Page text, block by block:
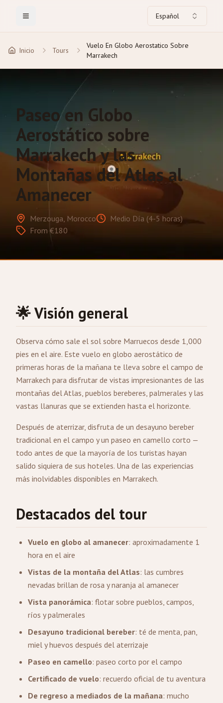
Toggle Menu Español
Inicio Tours
Vuelo En Globo Aerostatico Sobre
Marrakech
Paseo en Globo
Aerostático sobre
Marrakech y las
Montañas del Atlas al
Amanecer
Merzouga, Morocco
Medio Día (4-5 horas)
From €180
🌟 Visión general
Observa cómo sale el sol sobre Marruecos desde 1,000
pies en el aire. Este vuelo en globo aerostático de
primeras horas de la mañana te lleva sobre el campo de
Marrakech para disfrutar de vistas impresionantes de las
montañas del Atlas, pueblos bereberes, palmerales y las
vastas llanuras que se extienden hasta el horizonte.
Después de aterrizar, disfruta de un desayuno bereber
tradicional en el campo y un paseo en camello corto —
todo antes de que la mayoría de los turistas hayan
salido siquiera de sus hoteles. Una de las experiencias
más inolvidables disponibles en Marrakech.
Destacados del tour
Vuelo en globo al amanecer: aproximadamente 1
hora en el aire
Vistas de la montaña del Atlas: las cumbres
nevadas brillan de rosa y naranja al amanecer
Vista panorámica: flotar sobre pueblos, campos,
ríos y palmerales
Desayuno tradicional bereber: té de menta, pan,
miel y huevos después del aterrizaje
Paseo en camello: paseo corto por el campo
Certificado de vuelo: recuerdo oficial de tu aventura
De regreso a mediados de la mañana: mucho